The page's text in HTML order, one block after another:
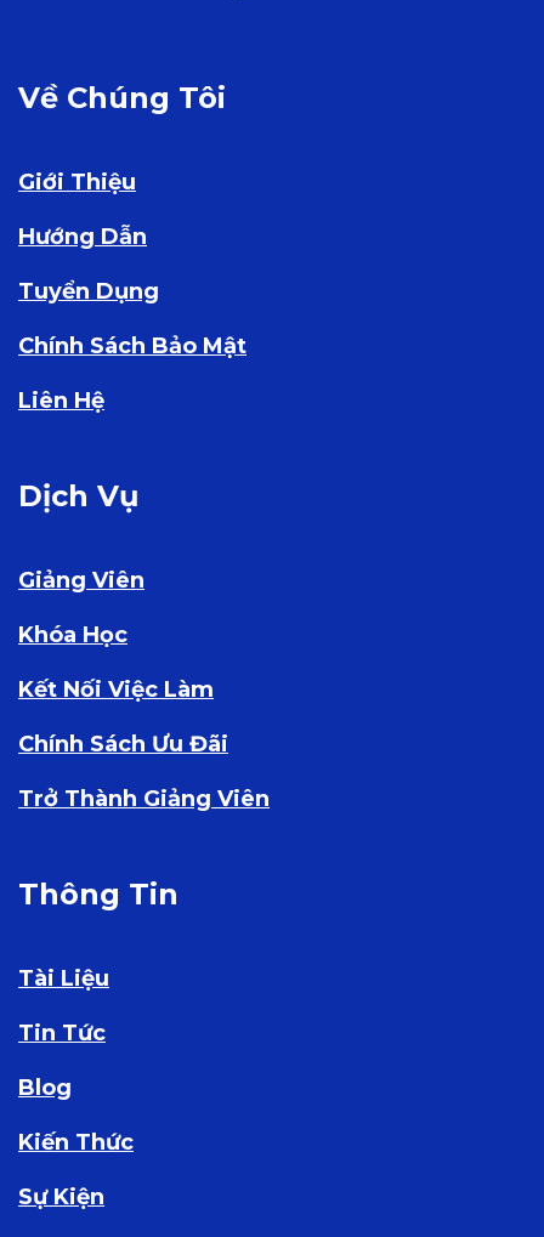
Về Chúng Tôi
Giới Thiệu
Hướng Dẫn
Tuyển Dụng
Chính Sách Bảo Mật
Liên Hệ
Dịch Vụ
Giảng Viên
Khóa Học
Kết Nối Việc Làm
Chính Sách Ưu Đãi
Trở Thành Giảng Viên
Thông Tin
Tài Liệu
Tin Tức
Blog
Kiến Thức
Sự Kiện